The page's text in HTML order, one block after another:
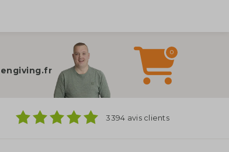
0
3394 avis clients